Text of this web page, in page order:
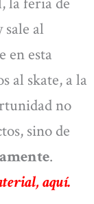
sale al
en esta
al skate, a la
no
sino de
.
aquí.